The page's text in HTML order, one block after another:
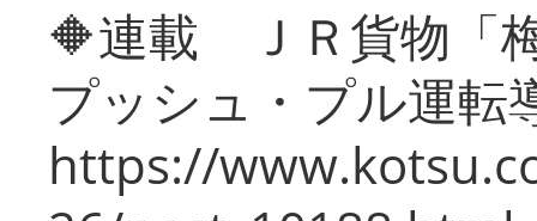
🔶連載 ＪＲ貨物「
プッシュ・プル運転
https://